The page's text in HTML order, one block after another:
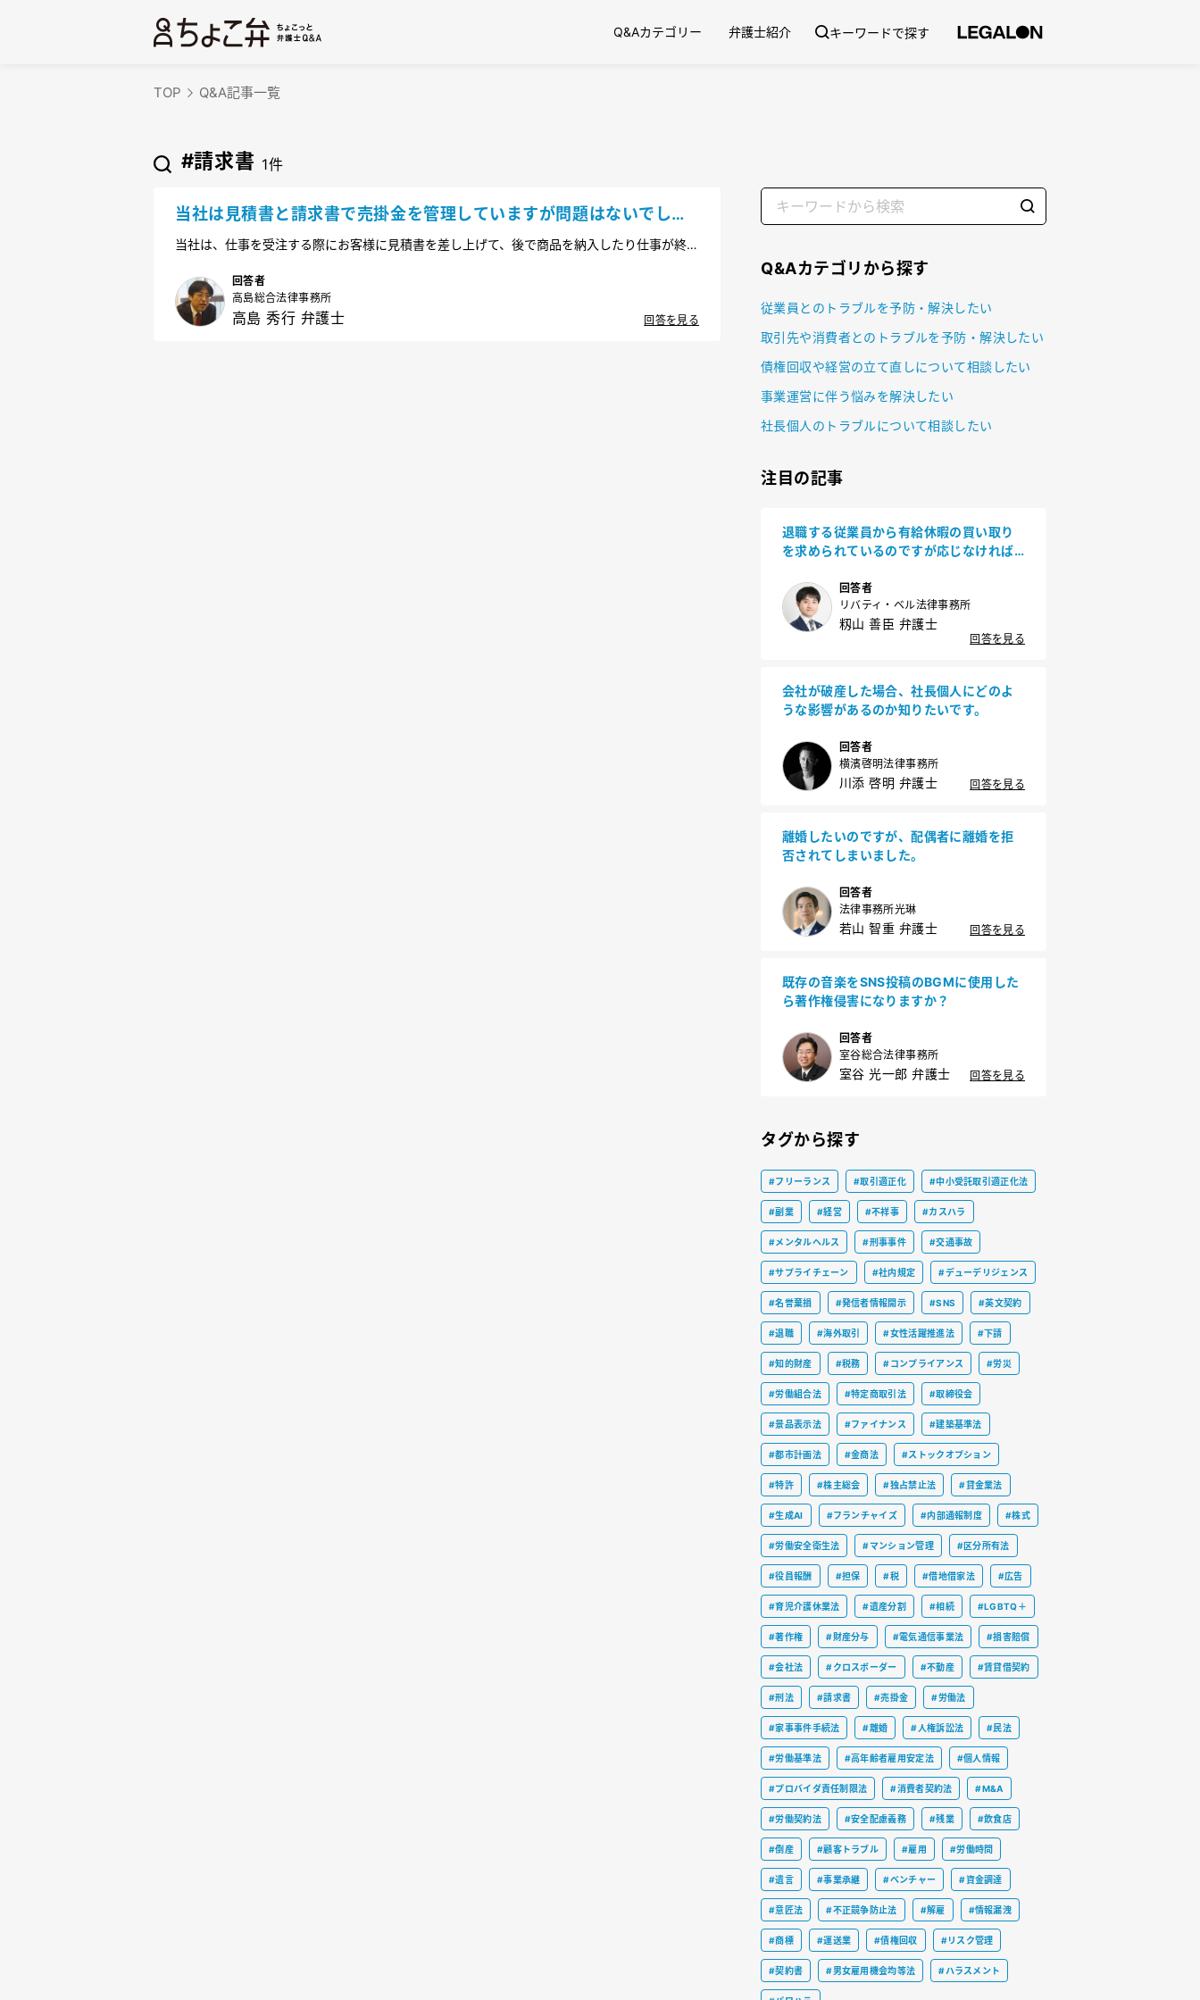
Q&Aカテゴリー 弁護士紹介 キーワードで探す
TOP Q&A記事一覧
#請求書 1件
当社は見積書と請求書で売掛金を管理していますが問題はないでしょ
うか？
当社は、仕事を受注する際にお客様に見積書を差し上げて、後で商品を納入したり仕事が終わ
商品頼んだ覚えがないから返品する」と言われました。当社は、代金をお客様に請求できま
すでしょうか。
回答者
高島総合法律事務所
高島 秀行 弁護士 回答を見る
Q&Aカテゴリから探す
従業員とのトラブルを予防・解決したい
取引先や消費者とのトラブルを予防・解決したい
債権回収や経営の立て直しについて相談したい
事業運営に伴う悩みを解決したい
社長個人のトラブルについて相談したい
注目の記事
退職する従業員から有給休暇の買い取り
を求められているのですが応じなければ
回答者
リバティ・ベル法律事務所
籾山 善臣 弁護士
回答を見る
会社が破産した場合、社長個人にどのよ
うな影響があるのか知りたいです。
回答者
横濱啓明法律事務所
川添 啓明 弁護士 回答を見る
離婚したいのですが、配偶者に離婚を拒
否されてしまいました。
回答者
法律事務所光琳
若山 智重 弁護士 回答を見る
既存の音楽をSNS投稿のBGMに使用した
ら著作権侵害になりますか？
回答者
室谷総合法律事務所
室谷 光一郎 弁護士 回答を見る
タグから探す
#フリーランス #取引適正化 #中小受託取引適正化法
#副業 #経営 #不祥事 #カスハラ
#メンタルヘルス #刑事事件 #交通事故
#サプライチェーン #社内規定 #デューデリジェンス
#名誉棄損 #発信者情報開示 #SNS #英文契約
#退職 #海外取引 #女性活躍推進法 #下請
#知的財産 #税務 #コンプライアンス #労災
#労働組合法 #特定商取引法 #取締役会
#景品表示法 #ファイナンス #建築基準法
#都市計画法 #金商法 #ストックオプション
#特許 #株主総会 #独占禁止法 #貸金業法
#生成AI #フランチャイズ #内部通報制度 #株式
#労働安全衛生法 #マンション管理 #区分所有法
#役員報酬 #担保 #税 #借地借家法 #広告
#育児介護休業法 #遺産分割 #相続 #LGBTQ＋
#著作権 #財産分与 #電気通信事業法 #損害賠償
#会社法 #クロスボーダー #不動産 #賃貸借契約
#刑法 #請求書 #売掛金 #労働法
#家事事件手続法 #離婚 #人権訴訟法 #民法
#労働基準法 #高年齢者雇用安定法 #個人情報
#プロバイダ責任制限法 #消費者契約法 #M&A
#労働契約法 #安全配慮義務 #残業 #飲食店
#倒産 #顧客トラブル #雇用 #労働時間
#遺言 #事業承継 #ベンチャー #資金調達
#意匠法 #不正競争防止法 #解雇 #情報漏洩
#商標 #運送業 #債権回収 #リスク管理
#契約書 #男女雇用機会均等法 #ハラスメント